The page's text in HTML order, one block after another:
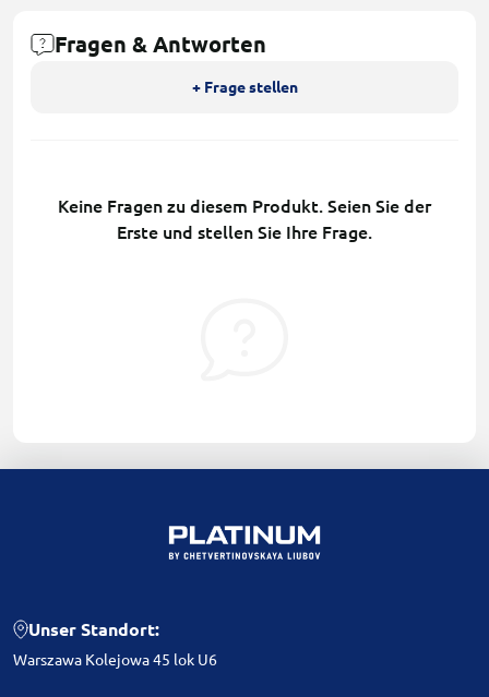
Fragen & Antworten
+ Frage stellen
Keine Fragen zu diesem Produkt. Seien Sie der
Erste und stellen Sie Ihre Frage.
Unser Standort:
Warszawa Kolejowa 45 lok U6